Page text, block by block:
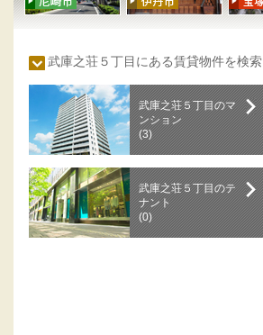
武庫之荘５丁目にある賃貸物件を検索
武庫之荘５丁目のマ
ンション
(3)
武庫之荘５丁目のテ
ナント
(0)